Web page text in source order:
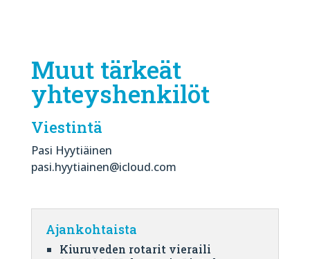
Muut tärkeät
yhteyshenkilöt
Viestintä
Pasi Hyytiäinen
pasi.hyytiainen@icloud.com
Ajankohtaista
Kiuruveden rotarit vieraili